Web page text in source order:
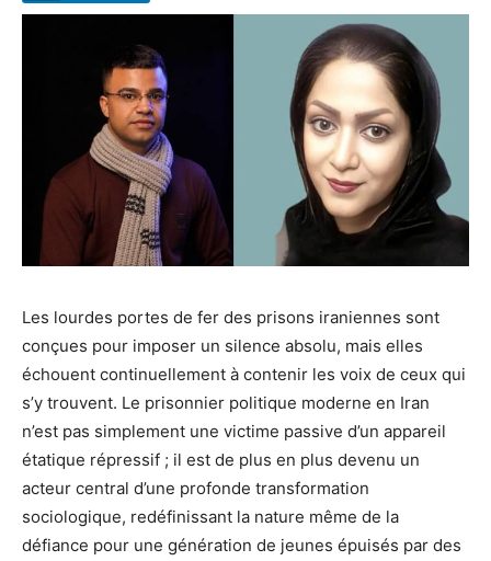
Les lourdes portes de fer des prisons iraniennes sont
conçues pour imposer un silence absolu, mais elles
échouent continuellement à contenir les voix de ceux qui
s’y trouvent. Le prisonnier politique moderne en Iran
n’est pas simplement une victime passive d’un appareil
étatique répressif ; il est de plus en plus devenu un
acteur central d’une profonde transformation
sociologique, redéfinissant la nature même de la
défiance pour une génération de jeunes épuisés par des